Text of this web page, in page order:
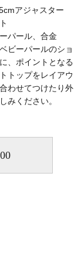
アジャスター
パール、合金
ビーパールのショ
、ポイントとなる
トップをレイアウ
わせてつけたり外
みください。